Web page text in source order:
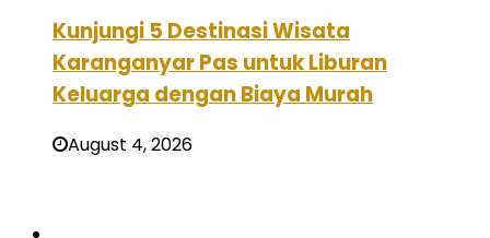
Kunjungi 5 Destinasi Wisata
Karanganyar Pas untuk Liburan
Keluarga dengan Biaya Murah
August 4, 2026